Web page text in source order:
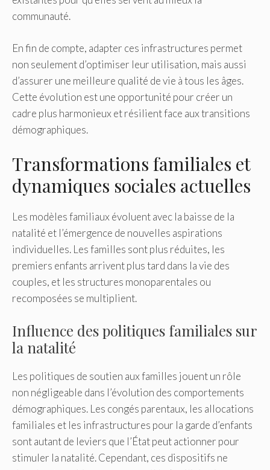
communauté.
En fin de compte, adapter ces infrastructures permet
non seulement d’optimiser leur utilisation, mais aussi
d’assurer une meilleure qualité de vie à tous les âges.
Cette évolution est une opportunité pour créer un
cadre plus harmonieux et résilient face aux transitions
démographiques.
Transformations familiales et
dynamiques sociales actuelles
Les modèles familiaux évoluent avec la baisse de la
natalité et l’émergence de nouvelles aspirations
individuelles. Les familles sont plus réduites, les
premiers enfants arrivent plus tard dans la vie des
couples, et les structures monoparentales ou
recomposées se multiplient.
Influence des politiques familiales sur
la natalité
Les politiques de soutien aux familles jouent un rôle
non négligeable dans l’évolution des comportements
démographiques. Les congés parentaux, les allocations
familiales et les infrastructures pour la garde d’enfants
sont autant de leviers que l’État peut actionner pour
stimuler la natalité. Cependant, ces dispositifs ne